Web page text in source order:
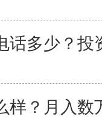
话多少？投
样？月入数